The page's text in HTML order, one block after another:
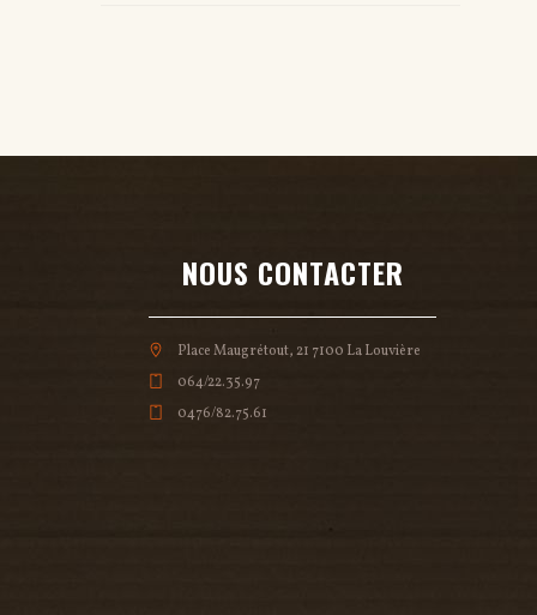
NOUS CONTACTER
Place Maugrétout, 21 7100 La Louvière
064/22.35.97
0476/82.75.61